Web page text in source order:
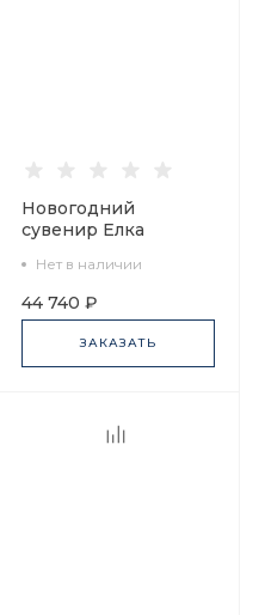
Новогодний
сувенир Елка
60.21768.00.1
Нет в наличии
44 740 ₽
ЗАКАЗАТЬ